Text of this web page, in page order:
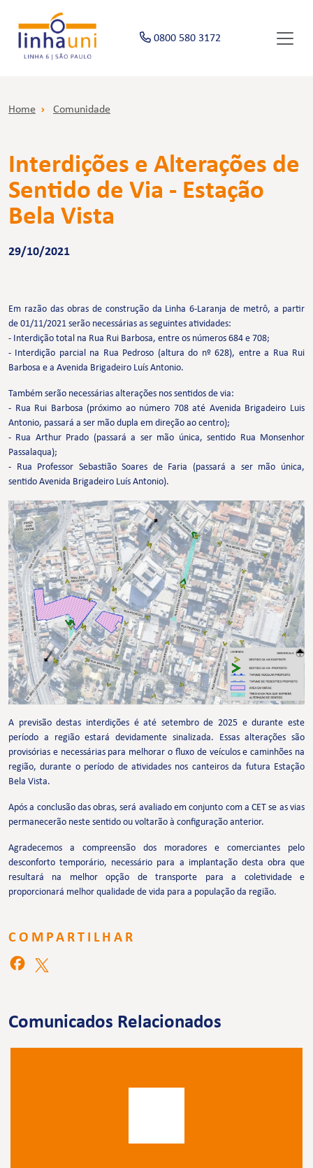
0800 580 3172
Home Comunidade
Interdições e Alterações de
Sentido de Via - Estação
Bela Vista
29/10/2021
Em razão das obras de construção da Linha 6-Laranja de metrô, a partir
de 01/11/2021 serão necessárias as seguintes atividades:
- Interdição total na Rua Rui Barbosa, entre os números 684 e 708;
- Interdição parcial na Rua Pedroso (altura do nº 628), entre a Rua Rui
Barbosa e a Avenida Brigadeiro Luís Antonio.
Também serão necessárias alterações nos sentidos de via:
- Rua Rui Barbosa (próximo ao número 708 até Avenida Brigadeiro Luis
Antonio, passará a ser mão dupla em direção ao centro);
- Rua Arthur Prado (passará a ser mão única, sentido Rua Monsenhor
Passalaqua);
- Rua Professor Sebastião Soares de Faria (passará a ser mão única,
sentido Avenida Brigadeiro Luís Antonio).
A previsão destas interdições é até setembro de 2025 e durante este
período a região estará devidamente sinalizada. Essas alterações são
provisórias e necessárias para melhorar o fluxo de veículos e caminhões na
região, durante o período de atividades nos canteiros da futura Estação
Bela Vista.
Após a conclusão das obras, será avaliado em conjunto com a CET se as vias
permanecerão neste sentido ou voltarão à configuração anterior.
Agradecemos a compreensão dos moradores e comerciantes pelo
desconforto temporário, necessário para a implantação desta obra que
resultará na melhor opção de transporte para a coletividade e
proporcionará melhor qualidade de vida para a população da região.
COMPARTILHAR
Comunicados Relacionados